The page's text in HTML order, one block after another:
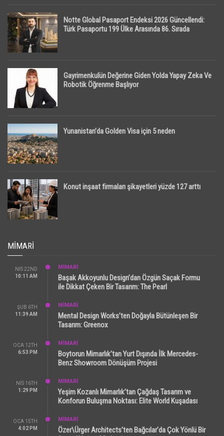
Notte Global Pasaport Endeksi 2026 Güncellendi:
Türk Pasaportu 199 Ülke Arasında 86. Sırada
Gayrimenkulün Değerine Giden Yolda Yapay Zeka Ve
Robotik Öğrenme Başlıyor
Yunanistan’da Golden Visa için 5 neden
Konut inşaat firmaları şikayetleri yüzde 127 arttı
MIMARI
NIS 22ND
10:11 AM
MİMARİ
Başak Akkoyunlu Design’dan Özgün Saçak Formu
ile Dikkat Çeken Bir Tasarım: The Pearl
ŞUB 6TH
11:39 AM
MİMARİ
Mental Design Works’ten Doğayla Bütünleşen Bir
Tasarım: Greenox
OCA 12TH
6:53 PM
MİMARİ
Boytorun Mimarlık’tan Yurt Dışında İlk Mercedes-
Benz Showroom Dönüşüm Projesi
NIS 16TH
1:29 PM
MİMARİ
Yeşim Kozanlı Mimarlık’tan Çağdaş Tasarım ve
Konforun Buluşma Noktası: Elite World Kuşadası
OCA 15TH
4:02 PM
MİMARİ
Özer\Ürger Architects’ten Bağcılar’da Çok Yönlü Bir